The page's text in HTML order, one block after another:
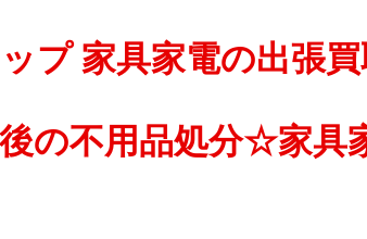
プ 家具家電の出張
の不用品処分☆家具